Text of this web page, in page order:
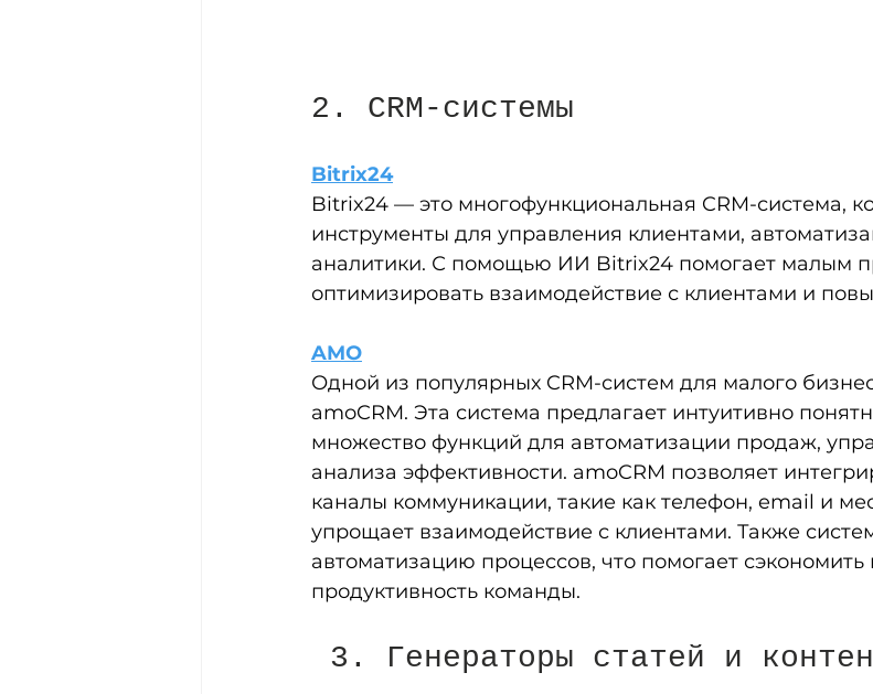
2. CRM-системы
Bitrix24
Bitrix24 — это многофункциональная CRM-система,
инструменты для управления клиентами,
аналитики. С помощью ИИ Bitrix24 помогает малым
оптимизировать взаимодействие с клиентами и
AMO
Одной из популярных CRM-систем для малого
amoCRM. Эта система предлагает интуитивно
множество функций для автоматизации продаж,
анализа эффективности. amoCRM позволяет
каналы коммуникации, такие как телефон, email и
упрощает взаимодействие с клиентами. Также
автоматизацию процессов, что помогает
продуктивность команды.
3. Генераторы статей и